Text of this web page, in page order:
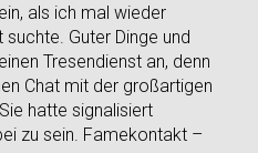
als ich mal wieder
Guter Dinge und
Tresendienst an, denn
Chat mit der großartigen
hatte signalisiert
zu sein. Famekontakt –